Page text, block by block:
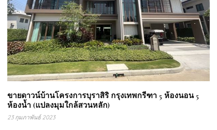
ขายดาวน์บ้านโครงการบุราสิริ กรุงเทพกรีฑา 5 ห้องนอน 5
ห้องน้ำ (แปลงมุมใกล้สวนหลัก)
23 กุมภาพันธ์ 2023